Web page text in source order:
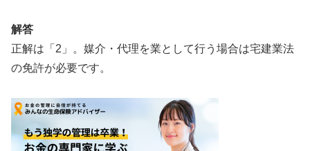
解答
正解は「2」。媒介・代理を業として行う場合は宅建業法
の免許が必要です。